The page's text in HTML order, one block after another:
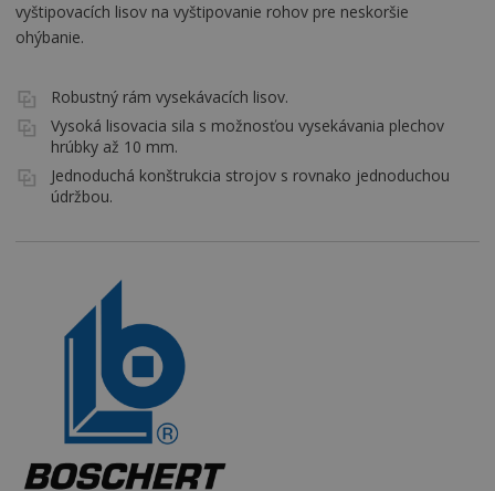
vyštipovacích lisov na vyštipovanie rohov pre neskoršie
ohýbanie.
Robustný rám vysekávacích lisov.
Vysoká lisovacia sila s možnosťou vysekávania plechov
hrúbky až 10 mm.
Jednoduchá konštrukcia strojov s rovnako jednoduchou
údržbou.